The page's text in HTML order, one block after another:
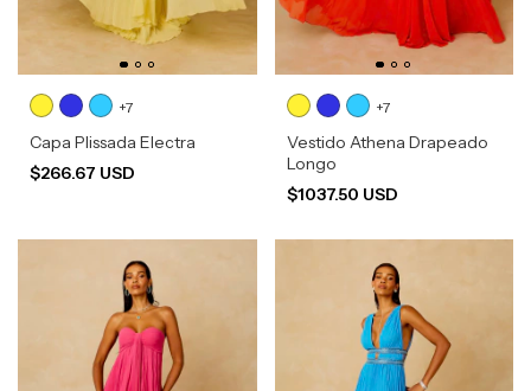
+7
Capa Plissada Electra
$266.67 USD
+7
Vestido Athena Drapeado
Longo
$1037.50 USD